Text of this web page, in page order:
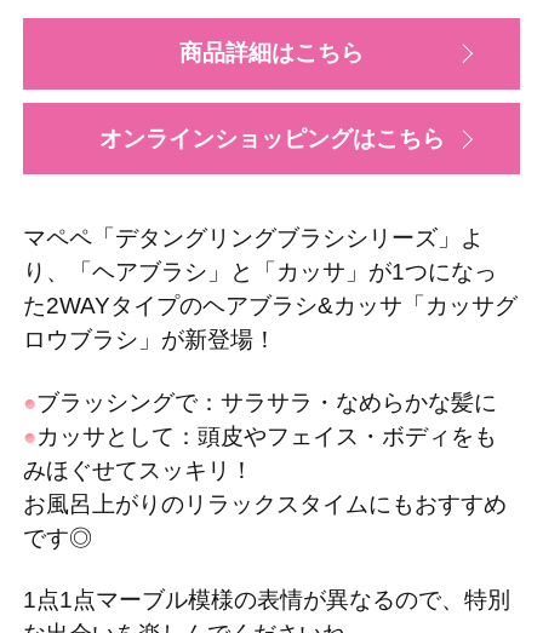
商品詳細はこちら
オンラインショッピングはこちら
マペペ「デタングリングブラシシリーズ」よ
り、「ヘアブラシ」と「カッサ」が1つになっ
た2WAYタイプのヘアブラシ&カッサ「カッサグ
ロウブラシ」が新登場！
ブラッシングで：サラサラ・なめらかな髪に
カッサとして：頭皮やフェイス・ボディをも
みほぐせてスッキリ！
お風呂上がりのリラックスタイムにもおすすめ
です◎
1点1点マーブル模様の表情が異なるので、特別